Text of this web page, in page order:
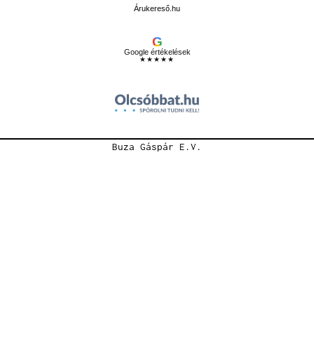
Árukereső.hu
G
Google értékelések
★★★★★
Buza Gáspár E.V.